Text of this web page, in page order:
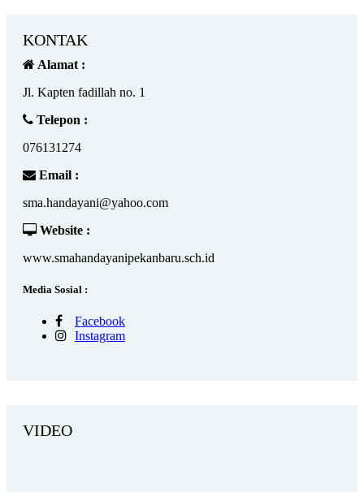
KONTAK
Alamat :
Jl. Kapten fadillah no. 1
Telepon :
076131274
Email :
sma.handayani@yahoo.com
Website :
www.smahandayanipekanbaru.sch.id
Media Sosial :
Facebook
Instagram
VIDEO